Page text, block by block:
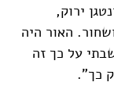
ירוק,
האור היה
על כך זה
כך".